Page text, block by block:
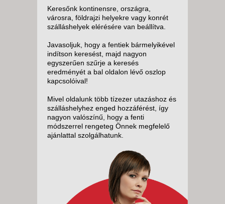
Keresőnk kontinensre, országra,
városra, földrajzi helyekre vagy konrét
szálláshelyek elérésére van beállítva.
Javasoljuk, hogy a fentiek bármelyikével
indítson keresést, majd nagyon
egyszerűen szűrje a keresés
eredményét a bal oldalon lévő oszlop
kapcsolóival!
Mivel oldalunk több tízezer utazáshoz és
szálláshelyhez enged hozzáférést, így
nagyon valószínű, hogy a fenti
módszerrel rengeteg Önnek megfelelő
ajánlattal szolgálhatunk.